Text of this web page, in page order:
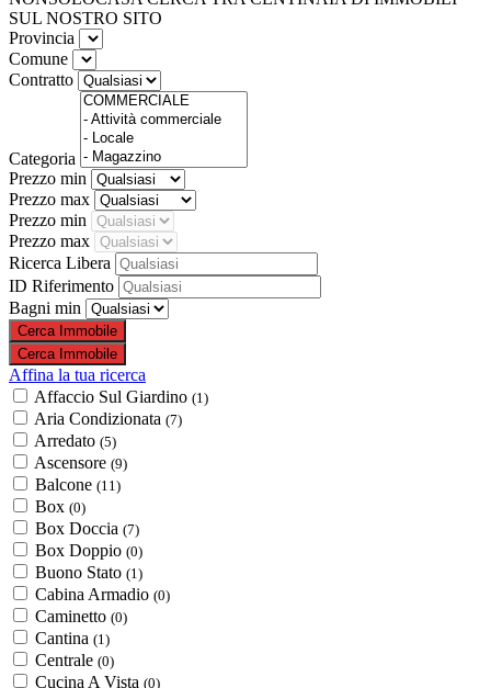
SUL NOSTRO SITO
Provincia
Comune
Contratto
Categoria
Prezzo min
Prezzo max
Prezzo min
Prezzo max
Ricerca Libera
ID Riferimento
Bagni min
Affina la tua ricerca
Affaccio Sul Giardino (1)
Aria Condizionata (7)
Arredato (5)
Ascensore (9)
Balcone (11)
Box (0)
Box Doccia (7)
Box Doppio (0)
Buono Stato (1)
Cabina Armadio (0)
Caminetto (0)
Cantina (1)
Centrale (0)
Cucina A Vista (0)